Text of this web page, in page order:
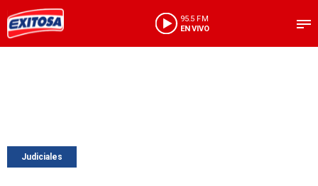
95.5 FM
EN VIVO
Judiciales